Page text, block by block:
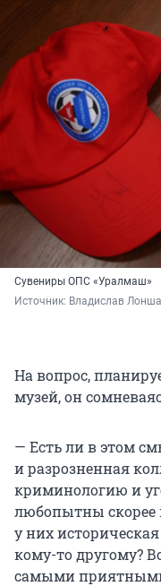
Сувениры ОПС «Уралмаш»
Источник: Владислав
На вопрос,
музей, он
— Есть ли в этом
и разрозненная
криминологию и
любопытны скорее
у них
кому-то другому?
самыми